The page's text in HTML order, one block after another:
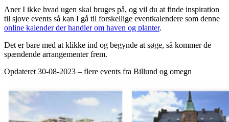
Aner I ikke hvad ugen skal bruges på, og vil du at finde inspiration
til sjove events så kan I gå til forskellige eventkalendere som denne
online kalender der handler om haven og planter.
Det er bare med at klikke ind og begynde at søge, så kommer de
spændende arrangementer frem.
Opdateret 30-08-2023 – flere events fra Billund og omegn